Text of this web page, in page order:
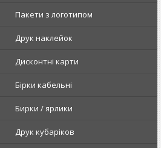
Пакети з логотипом
Друк наклейок
Дисконтні карти
Бірки кабельні
Бирки / ярлики
Друк кубаріков